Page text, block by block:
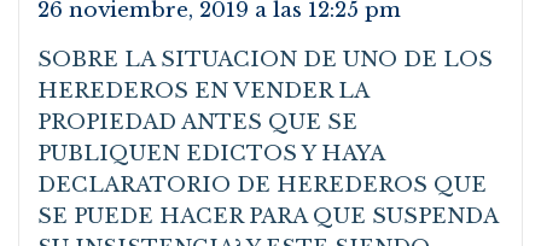
26 noviembre, 2019 a las 12:25 pm
SOBRE LA SITUACION DE UNO DE LOS
HEREDEROS EN VENDER LA
PROPIEDAD ANTES QUE SE
PUBLIQUEN EDICTOS Y HAYA
DECLARATORIO DE HEREDEROS QUE
SE PUEDE HACER PARA QUE SUSPENDA